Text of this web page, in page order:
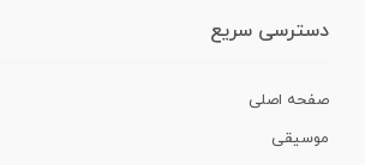
دسترسی سریع
صفحه اصلی
موسیقی